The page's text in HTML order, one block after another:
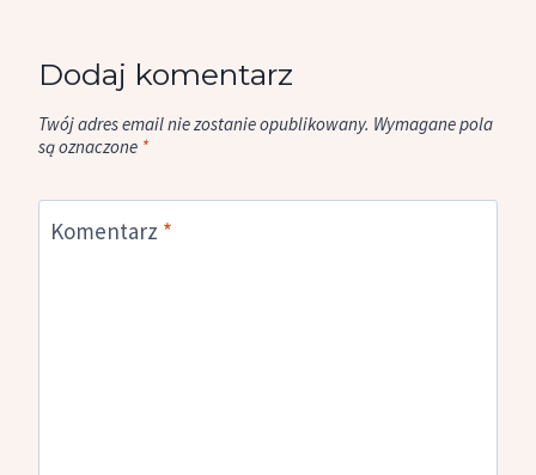
Dodaj komentarz
Twój adres email nie zostanie opublikowany. Wymagane pola
są oznaczone *
Komentarz *